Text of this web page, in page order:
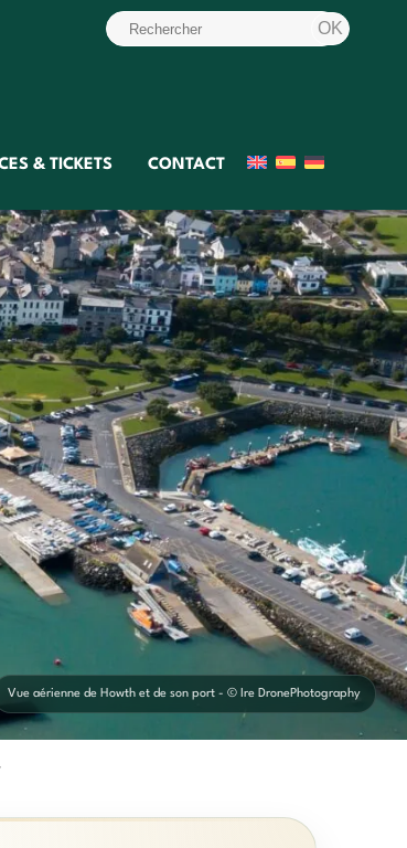
& TICKETS CONTACT
Vue aérienne de Howth et de son port - © Ire DronePhotography